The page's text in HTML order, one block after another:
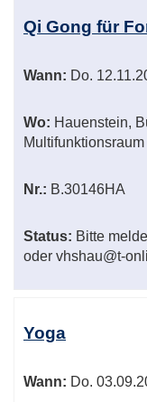
Qi Gong für
Wann: Do.
Wo: Hauenstein,
Multifunktionsraum
Nr.: B.30146HA
Status: Bitte
oder vhshau@t-
Yoga
Wann: Do.